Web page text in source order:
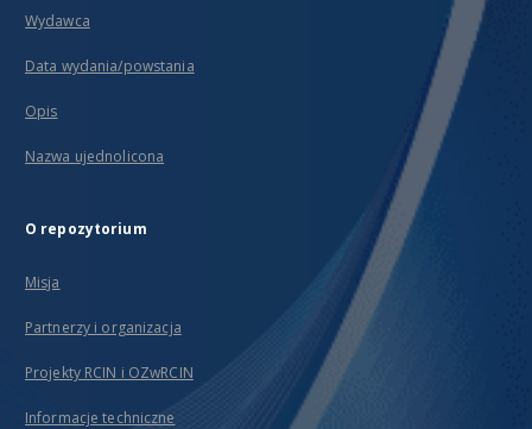
Wydawca
Data wydania/powstania
Opis
Nazwa ujednolicona
O repozytorium
Misja
Partnerzy i organizacja
Projekty RCIN i OZwRCIN
Informacje techniczne